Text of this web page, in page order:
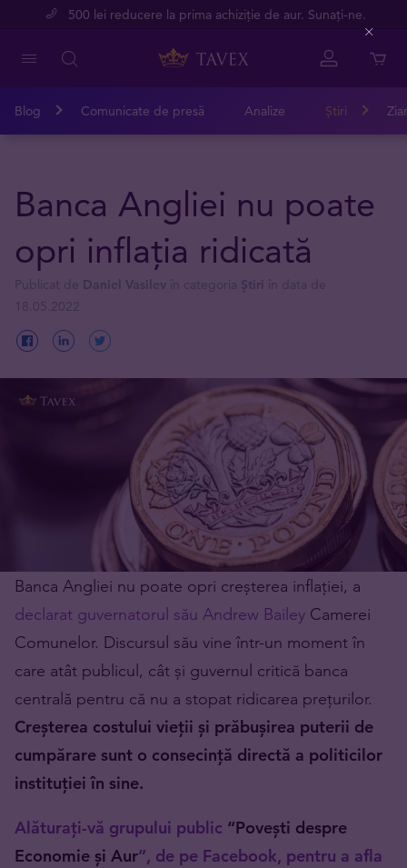
500 lei reducere la prima achiziție de aur. Sunați-ne.
Blog Comunicate de presă Analize Știri
Banca Angliei nu poate
opri inflația ridicată
Banca Angliei nu poate opri creșterea inflației, a
declarat guvernatorul său Andrew Bailey Camerei
Comunelor. Discursul său vine într-un moment în
care atât publicul, cât și guvernul critică banca
centrală pentru că nu a stopat ridicarea prețurilor.
Creșterea costului vieții și prăbușirea puterii de
cumpărare sunt o consecință directă a politicilor
instituției în sine.
Alăturați-vă grupului public “Povești despre
Economie și Aur”, de pe Facebook, pentru a afla
Close